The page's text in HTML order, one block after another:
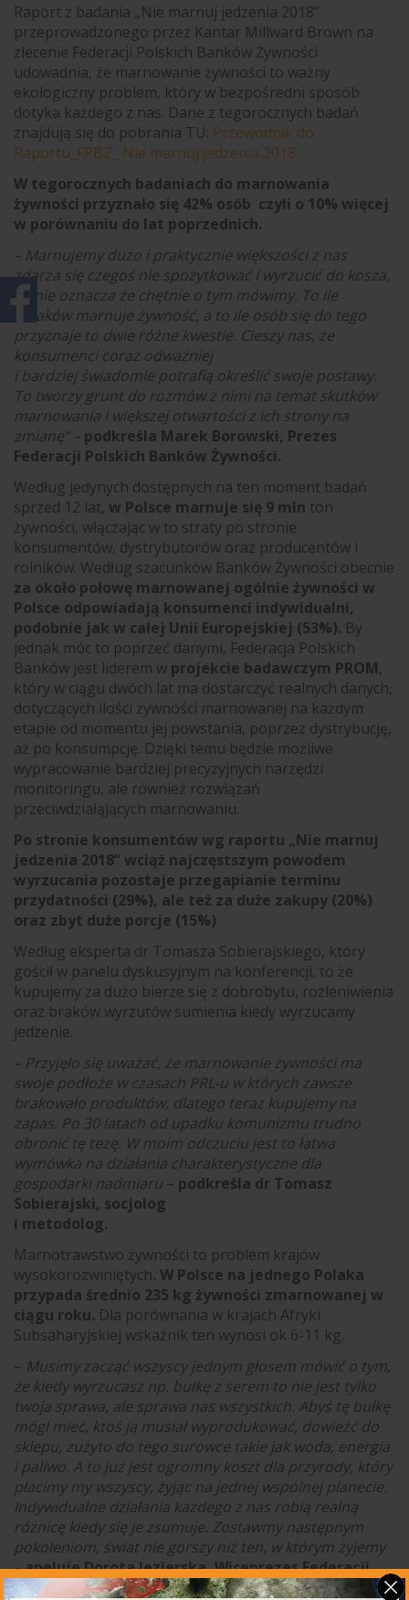
Raport z badania „Nie marnuj jedzenia 2018”
przeprowadzonego przez Kantar Millward Brown na
zlecenie Federacji Polskich Banków Żywności
udowadnia, że marnowanie żywności to ważny
ekologiczny problem, który w bezpośredni sposób
dotyka każdego z nas. Dane z tegorocznych badań
znajdują się do pobrania TU: Przewodnik do
Raportu_FPBZ_ Nie marnuj jedzenia 2018
W tegorocznych badaniach do marnowania
żywności przyznało się 42% osób czyli o 10% więcej
w porównaniu do lat poprzednich.
– Marnujemy dużo i praktycznie większości z nas
zdarza się czegoś nie spożytkować i wyrzucić do kosza,
co nie oznacza że chętnie o tym mówimy. To ile
Polaków marnuje żywność, a to ile osób się do tego
przyznaje to dwie różne kwestie. Cieszy nas, że
konsumenci coraz odważniej
i bardziej świadomie potrafią określić swoje postawy.
To tworzy grunt do rozmów z nimi na temat skutków
marnowania i większej otwartości z ich strony na
zmianę” – podkreśla Marek Borowski, Prezes
Federacji Polskich Banków Żywności.
Według jedynych dostępnych na ten moment badań
sprzed 12 lat, w Polsce marnuje się 9 mln ton
żywności, włączając w to straty po stronie
konsumentów, dystrybutorów oraz producentów i
rolników. Według szacunków Banków Żywności obecnie
za około połowę marnowanej ogólnie żywności w
Polsce odpowiadają konsumenci indywidualni,
podobnie jak w całej Unii Europejskiej (53%). By
jednak móc to poprzeć danymi, Federacja Polskich
Banków jest liderem w projekcie badawczym PROM,
który w ciągu dwóch lat ma dostarczyć realnych danych,
dotyczących ilości żywności marnowanej na każdym
etapie od momentu jej powstania, poprzez dystrybucję,
aż po konsumpcję. Dzięki temu będzie możliwe
wypracowanie bardziej precyzyjnych narzędzi
monitoringu, ale również rozwiązań
przeciwdziałąjących marnowaniu.
Po stronie konsumentów wg raportu „Nie marnuj
jedzenia 2018” wciąż najczęstszym powodem
wyrzucania pozostaje przegapianie terminu
przydatności (29%), ale też za duże zakupy (20%)
oraz zbyt duże porcje (15%)
Według eksperta dr Tomasza Sobierajskiego, który
gościł w panelu dyskusyjnym na konferencji, to że
kupujemy za dużo bierze się z dobrobytu, rozleniwienia
oraz braków wyrzutów sumienia kiedy wyrzucamy
jedzenie.
– Przyjęło się uważać, że marnowanie żywności ma
swoje podłoże w czasach PRL-u w których zawsze
brakowało produktów, dlatego teraz kupujemy na
zapas. Po 30 latach od upadku komunizmu trudno
obronić tę tezę. W moim odczuciu jest to łatwa
wymówka na działania charakterystyczne dla
gospodarki nadmiaru – podkreśla dr Tomasz
Sobierajski, socjolog
i metodolog.
Marnotrawstwo żywności to problem krajów
wysokorozwiniętych. W Polsce na jednego Polaka
przypada średnio 235 kg żywności zmarnowanej w
ciągu roku. Dla porównania w krajach Afryki
Subsaharyjskiej wskaźnik ten wynosi ok 6-11 kg.
– Musimy zacząć wszyscy jednym głosem mówić o tym,
że kiedy wyrzucasz np. bułkę z serem to nie jest tylko
twoja sprawa, ale sprawa nas wszystkich. Abyś tę bułkę
mógł mieć, ktoś ją musiał wyprodukować, dowieźć do
sklepu, zużyto do tego surowce takie jak woda, energia
i paliwo. A to już jest ogromny koszt dla przyrody, który
płacimy my wszyscy, żyjąc na jednej wspólnej planecie.
Indywidualne działania każdego z nas robią realną
różnicę kiedy się je zsumuje. Zostawmy następnym
pokoleniom, świat nie gorszy niż ten, w którym żyjemy
–apeluje Dorota Jezierska, Wiceprezes Federacji
Polskich Banków Żywności.